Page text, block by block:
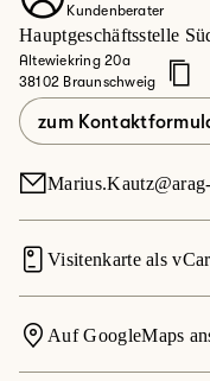
Kundenberater
Hauptgeschäftsstelle
Altewiekring 20a
38102 Braunschweig
zum
Visitenkarte als
Auf GoogleMaps